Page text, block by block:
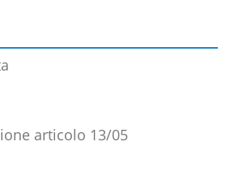
articolo 13/05